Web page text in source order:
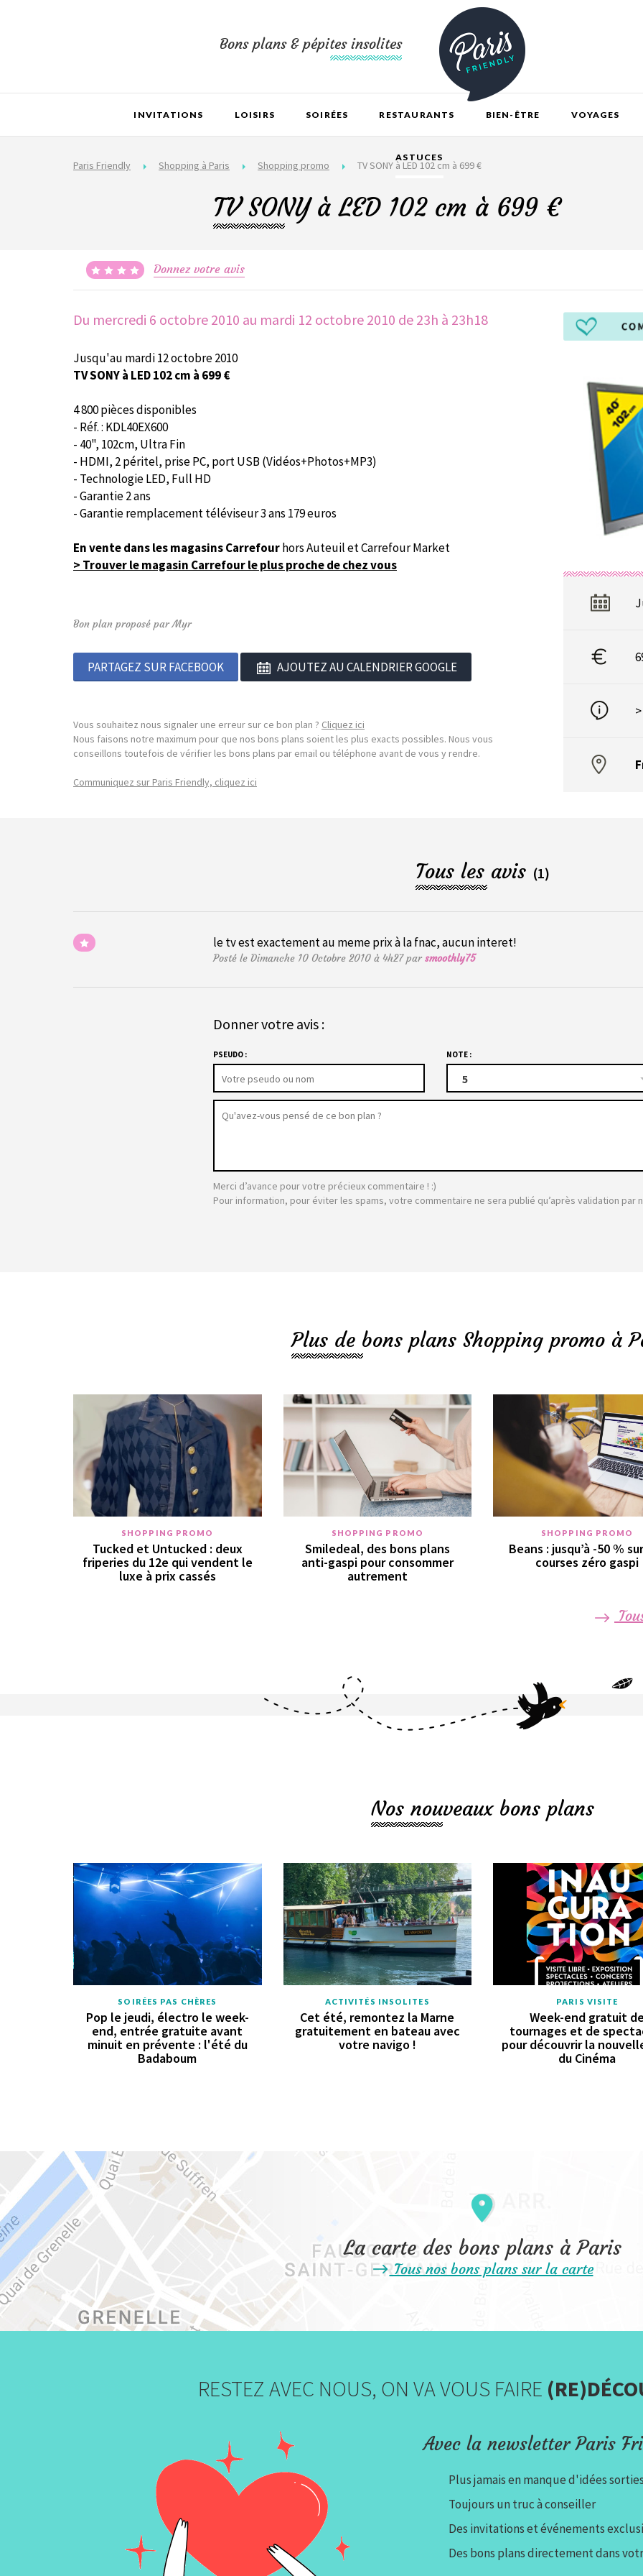
Bons plans & pépites insolites
INVITATIONS LOISIRS SOIRÉES RESTAURANTS BIEN-ÊTRE VOYAGES
ASTUCES
Paris Friendly Shopping à Paris Shopping promo TV SONY à LED 102 cm à 699 €
TV SONY à LED 102 cm à 699 €
Donnez votre avis
Du mercredi 6 octobre 2010 au mardi 12 octobre 2010 de 23h à 23h18
Jusqu'au mardi 12 octobre 2010
TV SONY à LED 102 cm à 699 €
4 800 pièces disponibles
- Réf. : KDL40EX600
- 40", 102cm, Ultra Fin
- HDMI, 2 péritel, prise PC, port USB (Vidéos+Photos+MP3)
- Technologie LED, Full HD
- Garantie 2 ans
- Garantie remplacement téléviseur 3 ans 179 euros
En vente dans les magasins Carrefourhors Auteuil et Carrefour Market
> Trouver le magasin Carrefour le plus proche de chez vous
Bon plan proposé par Myr
PARTAGEZ SUR FACEBOOK AJOUTEZ AU CALENDRIER GOOGLE
Vous souhaitez nous signaler une erreur sur ce bon plan ? Cliquez ici
Nous faisons notre maximum pour que nos bons plans soient les plus exacts possibles. Nous vous
conseillons toutefois de vérifier les bons plans par email ou téléphone avant de vous y rendre.
Communiquez sur Paris Friendly, cliquez ici
Tous les avis (1)
le tv est exactement au meme prix à la fnac, aucun interet!
Posté le Dimanche 10 Octobre 2010 à 4h27 par smoothly75
Donner votre avis :
PSEUDO : NOTE :
5
Merci d’avance pour votre précieux commentaire ! :)
Pour information, pour éviter les spams, votre commentaire ne sera publié qu’après validation par
Plus de bons plans Shopping promo à
SHOPPING PROMO
Tucked et Untucked : deux
friperies du 12e qui vendent le
luxe à prix cassés
SHOPPING PROMO
Smiledeal, des bons plans
anti-gaspi pour consommer
autrement
SHOPPING PROMO
Beans : jusqu’à -50 %
courses zéro gaspi
Nos nouveaux bons plans
SOIRÉES PAS CHÈRES
Pop le jeudi, électro le week-
end, entrée gratuite avant
minuit en prévente : l'été du
Badaboum
ACTIVITÉS INSOLITES
Cet été, remontez la Marne
gratuitement en bateau avec
votre navigo !
PARIS VISITE
Week-end gratuit de
tournages et de
pour découvrir la
du Cinéma
La carte des bons plans à Paris
Tous nos bons plans sur la carte
RESTEZ AVEC NOUS, ON VA VOUS FAIRE
Avec la newsletter Paris
Plus jamais en manque d'idées sorties
Toujours un truc à conseiller
Des invitations et événements
Des bons plans directement dans